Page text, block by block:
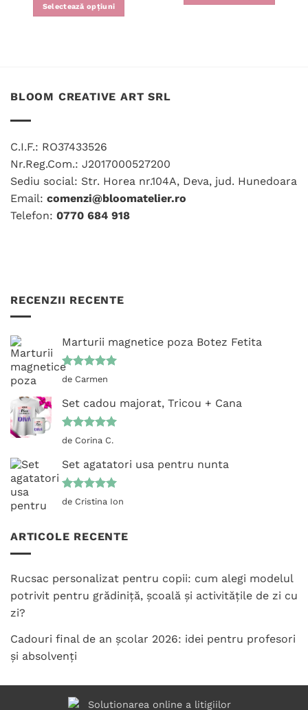
Selectează opțiuni
variații.
alese
în
pagina
produsului.
produsului.
BLOOM CREATIVE ART SRL
C.I.F.: RO37433526
Nr.Reg.Com.: J2017000527200
Sediu social: Str. Horea nr.104A, Deva, jud. Hunedoara
Email: comenzi@bloomatelier.ro
Telefon: 0770 684 918
RECENZII RECENTE
Marturii magnetice poza Botez Fetita
Evaluat la
de Carmen
Set cadou majorat, Tricou + Cana
Evaluat la
de Corina C.
Set agatatori usa pentru nunta
Evaluat la
de Cristina Ion
ARTICOLE RECENTE
Rucsac personalizat pentru copii: cum alegi modelul
potrivit pentru grădiniță, școală și activitățile de zi cu
zi?
Cadouri final de an școlar 2026: idei pentru profesori
și absolvenți